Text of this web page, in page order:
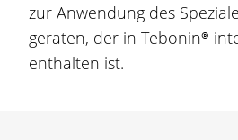
zur Anwendung des
geraten, der in Tebonin®
enthalten ist.